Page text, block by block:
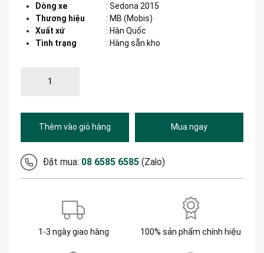
Dòng xe
: Sedona 2015
Thương hiệu
: MB (Mobis)
Xuất xứ
: Hàn Quốc
Tình trạng
: Hàng sẵn kho
Thêm vào giỏ hàng Mua ngay
Đặt mua: 08 6585 6585 (Zalo)
1-3 ngày giao hàng 100% sản phẩm chính hiệu